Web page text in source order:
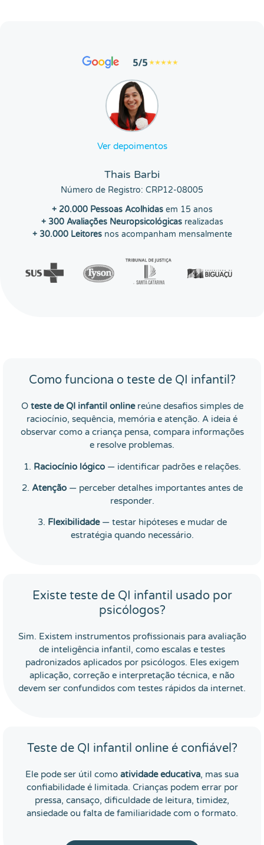
Ver depoimentos
Thais Barbi
Número de Registro: CRP12-08005
+ 20.000 Pessoas Acolhidas em 15 anos
+ 300 Avaliações Neuropsicológicasrealizadas
+ 30.000 Leitoresnos acompanham mensalmente
Como funciona o teste de QI infantil?
O teste de QI infantil onlinereúne desafios simples de
raciocínio, sequência, memória e atenção. A ideia é
observar como a criança pensa, compara informações
e resolve problemas.
1. Raciocínio lógico— identificar padrões e relações.
2. Atenção— perceber detalhes importantes antes de
responder.
3. Flexibilidade— testar hipóteses e mudar de
estratégia quando necessário.
Existe teste de QI infantil usado por
psicólogos?
Sim. Existem instrumentos profissionais para avaliação
de inteligência infantil, como escalas e testes
padronizados aplicados por psicólogos. Eles exigem
aplicação, correção e interpretação técnica, e não
devem ser confundidos com testes rápidos da internet.
Teste de QI infantil online é confiável?
Ele pode ser útil como atividade educativa, mas sua
confiabilidade é limitada. Crianças podem errar por
pressa, cansaço, dificuldade de leitura, timidez,
ansiedade ou falta de familiaridade com o formato.